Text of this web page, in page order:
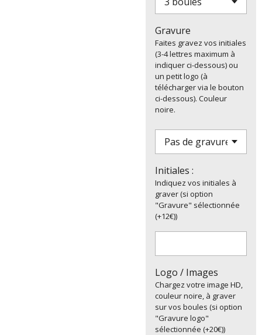
Gravure
Faites gravez vos initiales
(3-4 lettres maximum à
indiquer ci-dessous) ou
un petit logo (à
télécharger via le bouton
ci-dessous). Couleur
noire.
Initiales :
Indiquez vos initiales à
graver (si option
"Gravure" sélectionnée
(+12€))
Logo / Images
Chargez votre image HD,
couleur noire, à graver
sur vos boules (si option
"Gravure logo"
sélectionnée (+20€))